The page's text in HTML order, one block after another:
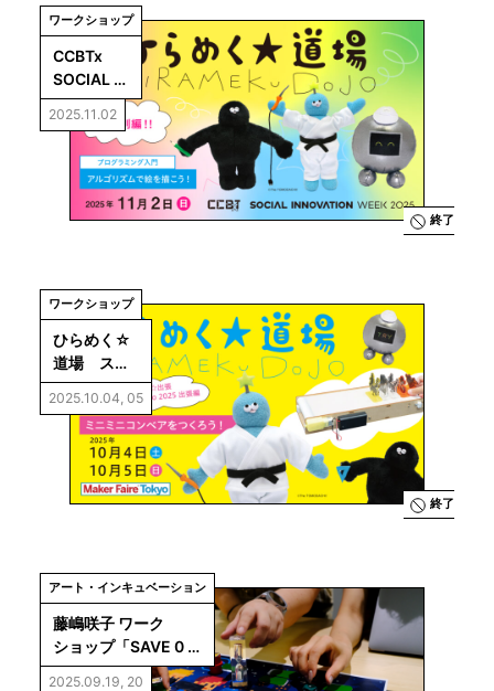
ワークショップ
CCBTx
SOCIAL
INNOVATI
ON WEEK
2025 ひら
めく☆道
場 特別編
2025.11.02
終了
ワークショップ
ひらめく☆
道場　スペ
シャル☆出
張 Maker
Faire 2025
2025.10.04, 05
終了
アート・インキュベーション
藤嶋咲子 ワーク
ショップ「SAVE 0 :
マインドクエスト」
2025.09.19, 20